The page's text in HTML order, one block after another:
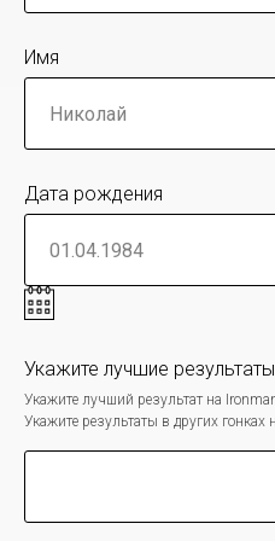
Имя
Дата рождения
Укажите лучшие результаты
Укажите лучший результат на
Укажите результаты в других гонках